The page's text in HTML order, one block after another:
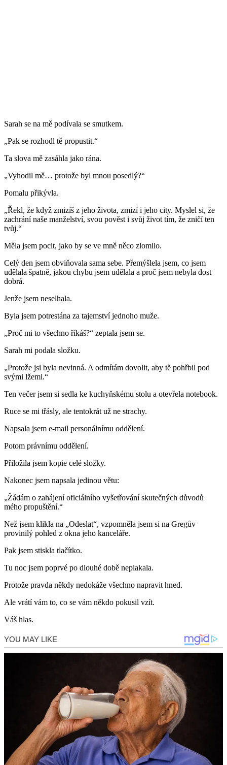
Sarah se na mě podívala se smutkem.
„Pak se rozhodl tě propustit.“
Ta slova mě zasáhla jako rána.
„Vyhodil mě… protože byl mnou posedlý?“
Pomalu přikývla.
„Řekl, že když zmizíš z jeho života, zmizí i jeho city. Myslel si, že
zachrání naše manželství, svou pověst i svůj život tím, že zničí ten
tvůj.“
Měla jsem pocit, jako by se ve mně něco zlomilo.
Celý den jsem obviňovala sama sebe. Přemýšlela jsem, co jsem
udělala špatně, jakou chybu jsem udělala a proč jsem nebyla dost
dobrá.
Jenže jsem neselhala.
Byla jsem potrestána za tajemství jednoho muže.
„Proč mi to všechno říkáš?“ zeptala jsem se.
Sarah mi podala složku.
„Protože jsi byla nevinná. A odmítám dovolit, aby tě pohřbil pod
svými lžemi.“
Ten večer jsem si sedla ke kuchyňskému stolu a otevřela notebook.
Ruce se mi třásly, ale tentokrát už ne strachy.
Napsala jsem e-mail personálnímu oddělení.
Potom právnímu oddělení.
Přiložila jsem kopie celé složky.
Nakonec jsem napsala jedinou větu:
„Žádám o zahájení oficiálního vyšetřování skutečných důvodů
mého propuštění.“
Než jsem klikla na „Odeslat“, vzpomněla jsem si na Gregův
provinilý pohled z okna jeho kanceláře.
Pak jsem stiskla tlačítko.
Tu noc jsem poprvé po dlouhé době neplakala.
Protože pravda někdy nedokáže všechno napravit hned.
Ale vrátí vám to, co se vám někdo pokusil vzít.
Váš hlas.